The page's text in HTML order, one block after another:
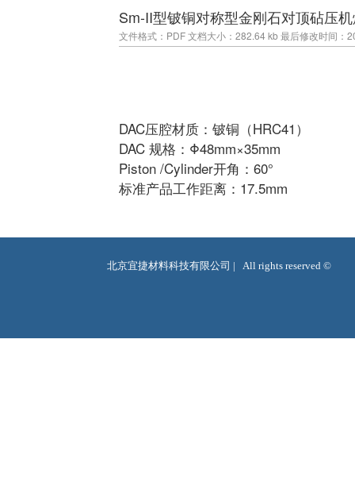
Sm-II型铍铜对称型金刚石对顶砧压
文件格式：PDF文档大小：282.64 kb最后修改时间：
DAC压腔材质：铍铜（HRC41）
DAC 规格：Φ48mm×35mm
Piston /Cylinder开角：60°
标准产品工作距离：17.5mm
北京宜捷材料科技有限公司 |   All rights reserved ©